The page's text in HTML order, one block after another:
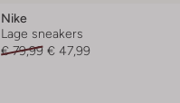
Nike
Lage sneakers
€ 79,99 € 47,99